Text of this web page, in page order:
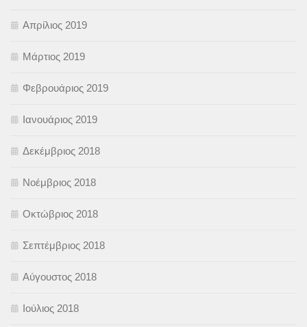
Απρίλιος 2019
Μάρτιος 2019
Φεβρουάριος 2019
Ιανουάριος 2019
Δεκέμβριος 2018
Νοέμβριος 2018
Οκτώβριος 2018
Σεπτέμβριος 2018
Αύγουστος 2018
Ιούλιος 2018